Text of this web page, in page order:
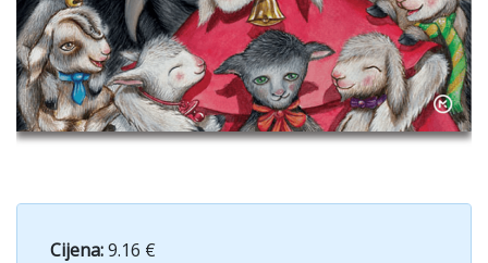
Cijena:9.16 €